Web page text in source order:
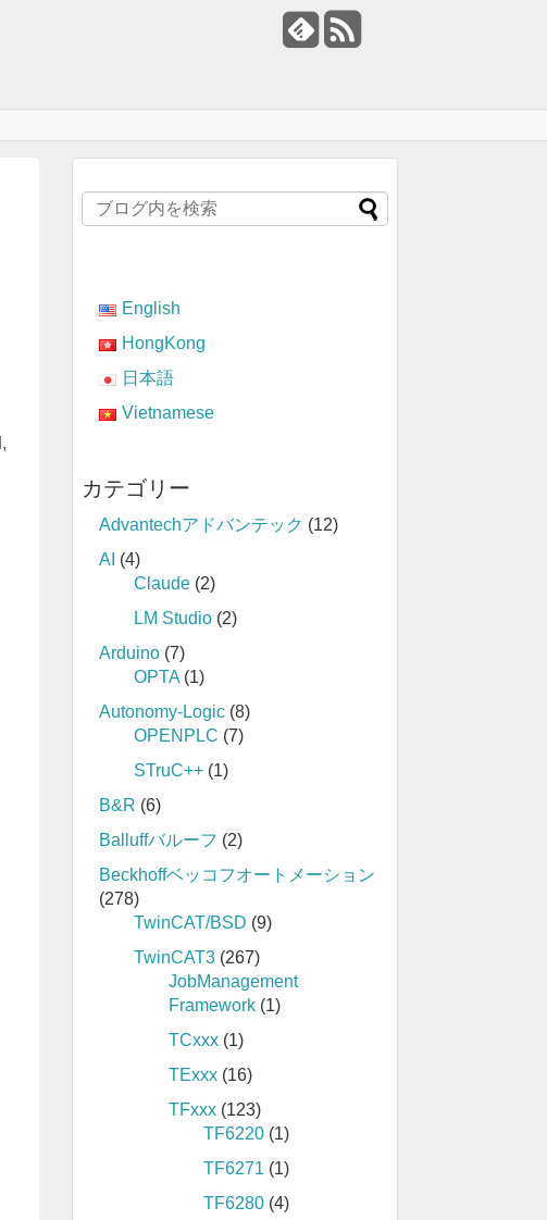
,
English
HongKong
日本語
Vietnamese
カテゴリー
Advantechアドバンテック (12)
AI (4)
Claude (2)
LM Studio (2)
Arduino (7)
OPTA (1)
Autonomy-Logic (8)
OPENPLC (7)
STruC++ (1)
B&R (6)
Balluffバルーフ (2)
Beckhoffベッコフオートメーション
(278)
TwinCAT/BSD (9)
TwinCAT3 (267)
JobManagement
Framework (1)
TCxxx (1)
TExxx (16)
TFxxx (123)
TF6220 (1)
TF6271 (1)
TF6280 (4)